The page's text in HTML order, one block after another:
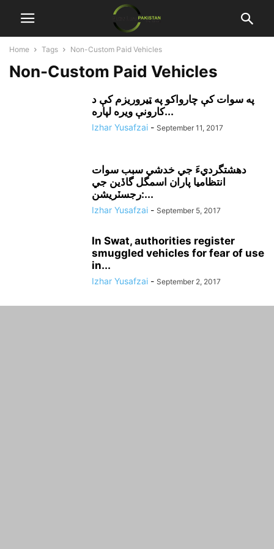
Home Tags Non-Custom Paid Vehicles
Non-Custom Paid Vehicles
په سوات کې چارواکو په ټيروريزم کې د
کارونې ويره لپاره...
Izhar Yusafzai - September 11, 2017
دهشتگرديءَ جي خدشي سبب سوات
انتظاميا پاران اسمگل گاڏين جي
رجسٽريشن:...
Izhar Yusafzai - September 5, 2017
In Swat, authorities register
smuggled vehicles for fear of use
in...
Izhar Yusafzai - September 2, 2017